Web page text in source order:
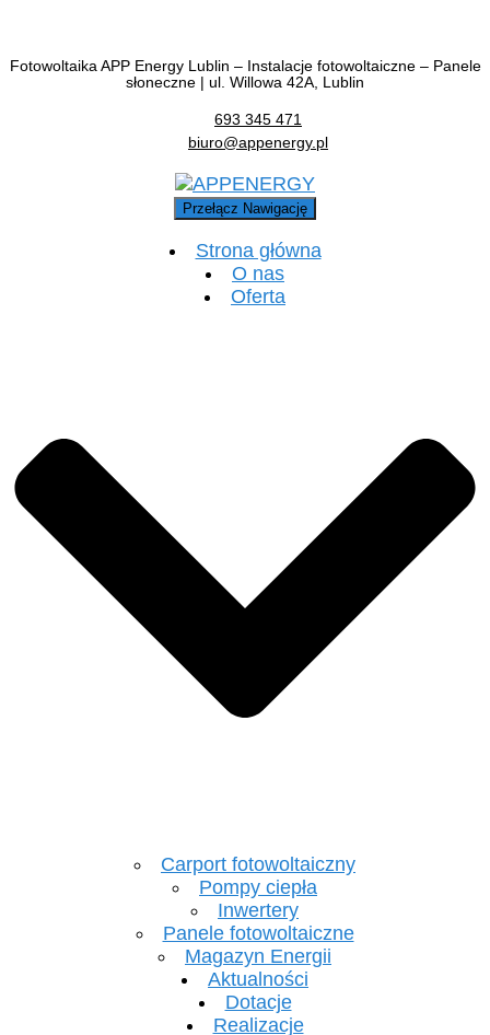
Fotowoltaika APP Energy Lublin – Instalacje fotowoltaiczne – Panele
słoneczne | ul. Willowa 42A, Lublin
693 345 471
biuro@appenergy.pl
Przełącz Nawigację
Strona główna
O nas
Oferta
Carport fotowoltaiczny
Pompy ciepła
Inwertery
Panele fotowoltaiczne
Magazyn Energii
Aktualności
Dotacje
Realizacje